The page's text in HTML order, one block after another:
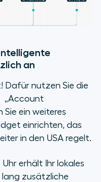
an
Dafür nutzen Sie die
„Account
Sie ein weiteres
einrichten, das
in den USA regelt.
Uhr erhält Ihr lokales
zusätzliche